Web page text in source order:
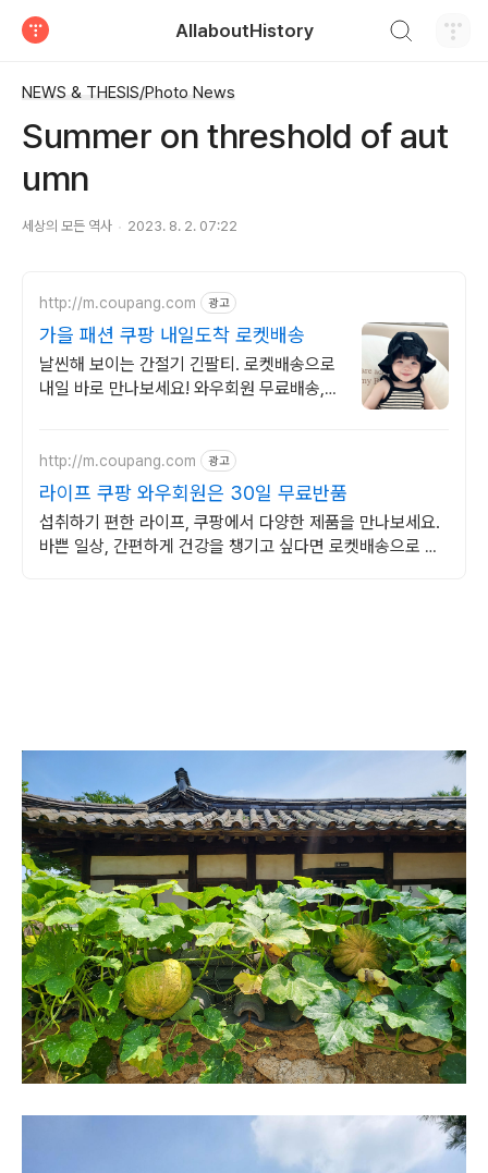
AllaboutHistory
NEWS & THESIS/Photo News
Summer on threshold of aut
umn
세상의 모든 역사 2023. 8. 2. 07:22
http://m.coupang.com 광고
가을 패션 쿠팡 내일도착 로켓배송
날씬해 보이는 간절기 긴팔티. 로켓배송으로
내일 바로 만나보세요! 와우회원 무료배송,
http://m.coupang.com 광고
라이프 쿠팡 와우회원은 30일 무료반품
섭취하기 편한 라이프, 쿠팡에서 다양한 제품을 만나보세요.
바쁜 일상, 간편하게 건강을 챙기고 싶다면 로켓배송으로 받